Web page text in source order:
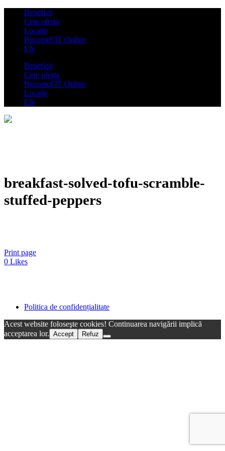
Beneficii
Cere oferta
Locatie
BecomeFIT Online
EN
Beneficii
Cere oferta
BecomeFIT Online
Locatie
EN
breakfast-solved-tofu-scramble-
stuffed-peppers
Print page
0 Likes
Politica de confidențialitate
Acest website foloseşte cookies! Continuarea navigării implică
acceptarea lor. Accept Refuz